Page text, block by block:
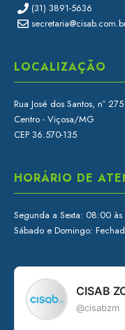
(31) 3891-5636
LOCALIZAÇÃO
Rua José dos Santos, nº 275
Centro - Viçosa/MG
CEP 36.570-135
HORÁRIO DE
Segunda a Sexta: 08:00
Sábado e Domingo:
CISAB
@cisabzm